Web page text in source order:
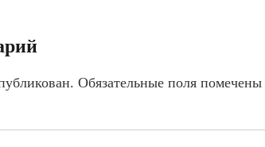
Обязательные поля помечены